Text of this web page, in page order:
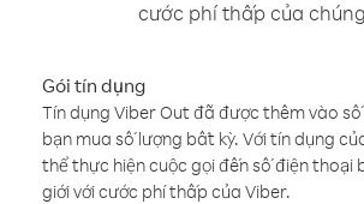
cước phí thấp của
Gói tín dụng
Tín dụng Viber Out đã được thêm vào
bạn mua số lượng bất kỳ. Với tín dụng
thể thực hiện cuộc gọi đến số điện thoại
giới với cước phí thấp của Viber.